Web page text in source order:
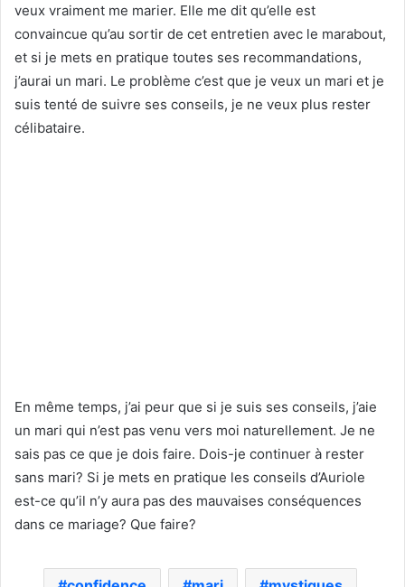
veux vraiment me marier. Elle me dit qu’elle est
convaincue qu’au sortir de cet entretien avec le marabout,
et si je mets en pratique toutes ses recommandations,
j’aurai un mari. Le problème c’est que je veux un mari et je
suis tenté de suivre ses conseils, je ne veux plus rester
célibataire.
En même temps, j’ai peur que si je suis ses conseils, j’aie
un mari qui n’est pas venu vers moi naturellement. Je ne
sais pas ce que je dois faire. Dois-je continuer à rester
sans mari? Si je mets en pratique les conseils d’Auriole
est-ce qu’il n’y aura pas des mauvaises conséquences
dans ce mariage? Que faire?